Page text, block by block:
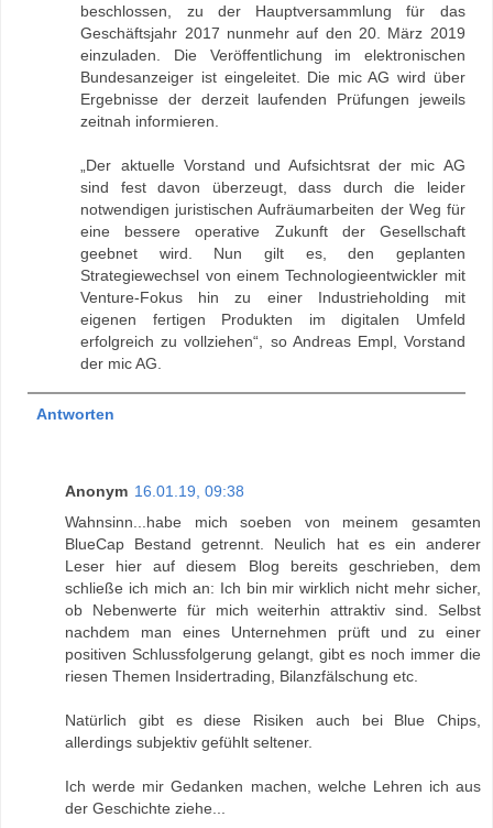
beschlossen, zu der Hauptversammlung für das
Geschäftsjahr 2017 nunmehr auf den 20. März 2019
einzuladen. Die Veröffentlichung im elektronischen
Bundesanzeiger ist eingeleitet. Die mic AG wird über
Ergebnisse der derzeit laufenden Prüfungen jeweils
zeitnah informieren.
„Der aktuelle Vorstand und Aufsichtsrat der mic AG
sind fest davon überzeugt, dass durch die leider
notwendigen juristischen Aufräumarbeiten der Weg für
eine bessere operative Zukunft der Gesellschaft
geebnet wird. Nun gilt es, den geplanten
Strategiewechsel von einem Technologieentwickler mit
Venture-Fokus hin zu einer Industrieholding mit
eigenen fertigen Produkten im digitalen Umfeld
erfolgreich zu vollziehen“, so Andreas Empl, Vorstand
der mic AG.
Antworten
Anonym 16.01.19, 09:38
Wahnsinn...habe mich soeben von meinem gesamten
BlueCap Bestand getrennt. Neulich hat es ein anderer
Leser hier auf diesem Blog bereits geschrieben, dem
schließe ich mich an: Ich bin mir wirklich nicht mehr sicher,
ob Nebenwerte für mich weiterhin attraktiv sind. Selbst
nachdem man eines Unternehmen prüft und zu einer
positiven Schlussfolgerung gelangt, gibt es noch immer die
riesen Themen Insidertrading, Bilanzfälschung etc.
Natürlich gibt es diese Risiken auch bei Blue Chips,
allerdings subjektiv gefühlt seltener.
Ich werde mir Gedanken machen, welche Lehren ich aus
der Geschichte ziehe...